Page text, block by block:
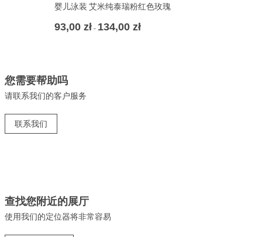
婴儿泳装 艾米纯泰瑞粉红色玫瑰
93,00 zł– 134,00 zł价
您需要帮助吗
请联系我们的客户服务
联系我们
查找您附近的展厅
使用我们的定位器将非常容易